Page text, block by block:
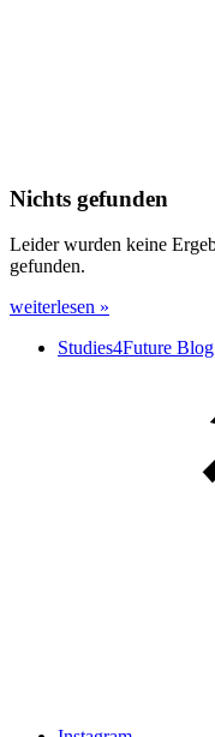
Nichts gefunden
Leider wurden keine
gefunden.
weiterlesen »
Studies4Future Blog